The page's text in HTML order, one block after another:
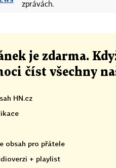
zprávách.
je zdarma.
číst všechny
HN.cz
obsah pro přátele
+ playlist